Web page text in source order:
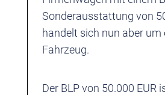
Sonderausstattung von
handelt sich nun aber um
Fahrzeug.
Der BLP von 50.000 EUR